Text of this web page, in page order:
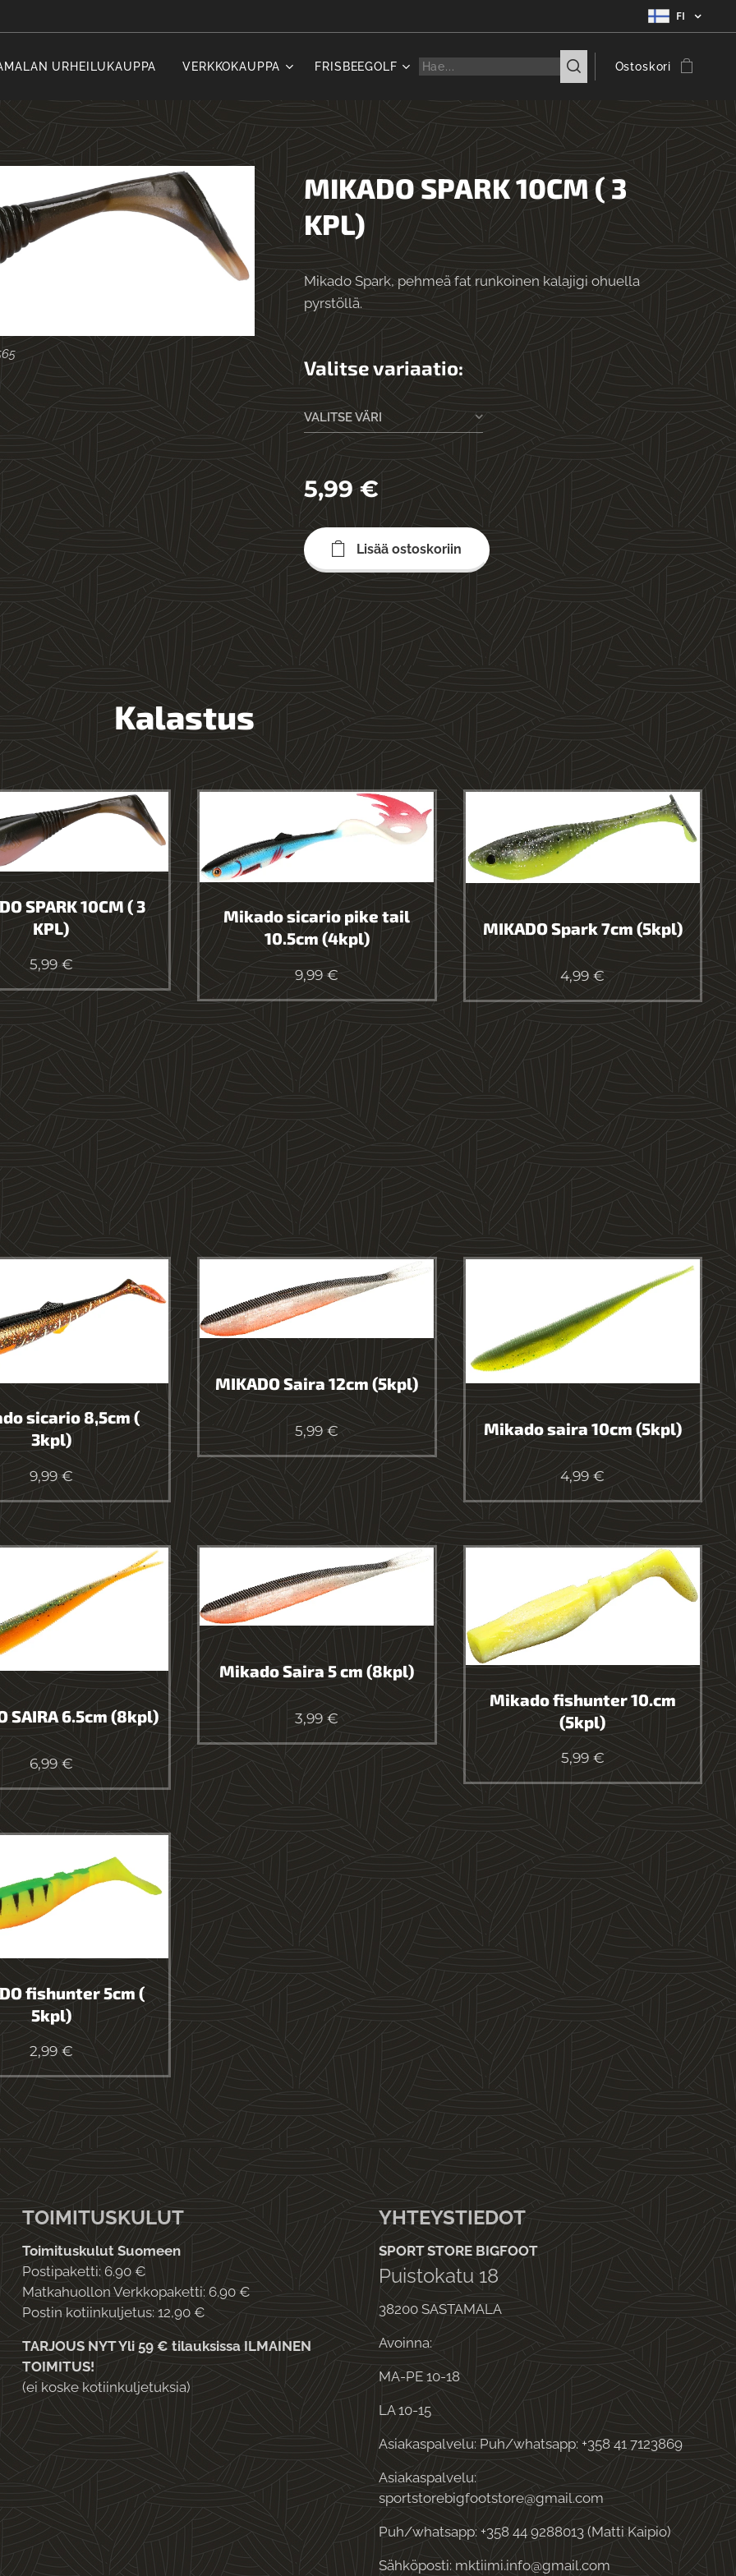
FI
URHEILUKAUPPA VERKKOKAUPPA FRISBEEGOLF Ostoskori
MIKADO SPARK 10CM ( 3
KPL)
Mikado Spark, pehmeä fat runkoinen kalajigi ohuella
pyrstöllä.
Valitse variaatio:
VALITSE VÄRI
5,99 €
Lisää ostoskoriin
Kalastus
SPARK 10CM ( 3
KPL)
5,99€
Mikado sicario pike tail
10.5cm (4kpl)
9,99€
MIKADO Spark 7cm (5kpl)
4,99€
sicario 8,5cm (
3kpl)
9,99€
MIKADO Saira 12cm (5kpl)
5,99 € Mikado saira 10cm (5kpl)
4,99 €
SAIRA 6.5cm (8kpl)
6,99€
Mikado Saira 5 cm (8kpl)
3,99 €
Mikado fishunter 10.cm
(5kpl)
5,99€
fishunter 5cm (
5kpl)
2,99€
TOIMITUSKULUT
Toimituskulut Suomeen
Postipaketti: 6.90 €
Matkahuollon Verkkopaketti: 6.90 €
Postin kotiinkuljetus: 12,90 €
TARJOUS NYT Yli 59 € tilauksissa ILMAINEN
TOIMITUS!
(ei koske kotiinkuljetuksia)
YHTEYSTIEDOT
SPORT STORE BIGFOOT
Puistokatu 18
38200 SASTAMALA
Avoinna:
MA-PE 10-18
LA 10-15
Asiakaspalvelu: Puh/whatsapp: +358 41 7123869
Asiakaspalvelu:
sportstorebigfootstore@gmail.com
Puh/whatsapp: +358 44 9288013 (Matti Kaipio)
Sähköposti: mktiimi.info@gmail.com